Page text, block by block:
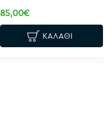
85,00€
ΚΑΛΆΘΙ